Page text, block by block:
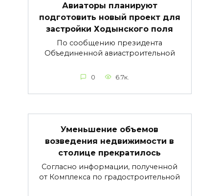
Авиаторы планируют
подготовить новый проект для
застройки Ходынского поля
По сообщению президента
Объединенной авиастроительной
0 6.7к.
Уменьшение объемов
возведения недвижимости в
столице прекратилось
Согласно информации, полученной
от Комплекса по градостроительной